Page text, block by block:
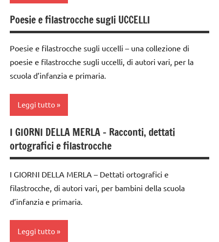
LINGUAGGIO
racconti
ARGOMENTI
PER ETA'
ARTICOLI
classe
1a
classe
2a
3a
classe
dettati
/
ortografici
Poesie e filastrocche sugli UCCELLI
Poesie e filastrocche sugli uccelli – una collezione di
poesie e filastrocche sugli uccelli, di autori vari, per la
scuola d’infanzia e primaria.
Leggi tutto
classi
1a-5a
3 ai
6
anni
LINGUAGGIO
poesie
I GIORNI DELLA MERLA – Racconti, dettati
ortografici e filastrocche
I GIORNI DELLA MERLA – Dettati ortografici e
filastrocche, di autori vari, per bambini della scuola
d’infanzia e primaria.
Leggi tutto